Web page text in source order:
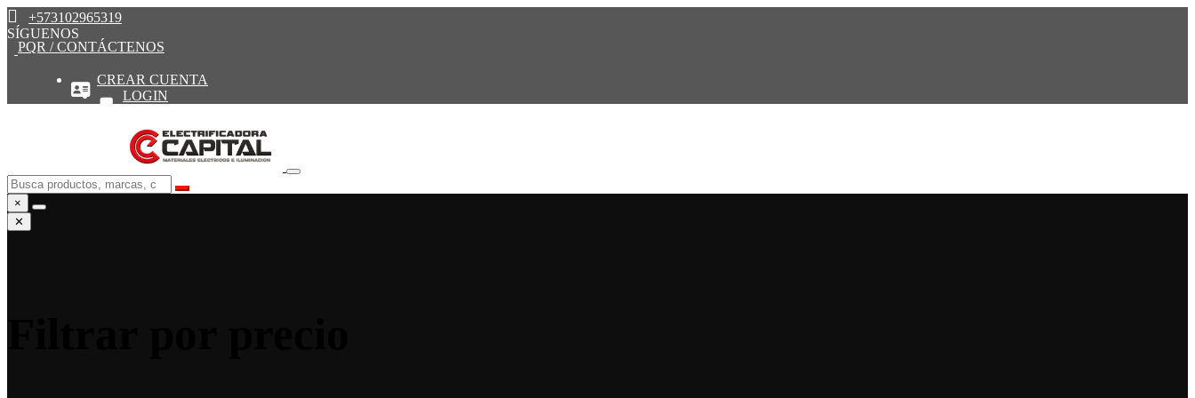
+573102965319
SÍGUENOS
PQR / CONTÁCTENOS
CREAR CUENTA
LOGIN
×
✕